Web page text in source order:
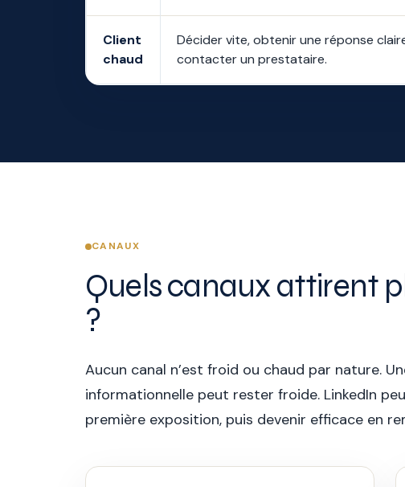
Client
chaud
Décider vite, obtenir une réponse
contacter un prestataire.
CANAUX
Quels canaux attirent
?
Aucun canal n’est froid ou chaud par nature.
informationnelle peut rester froide. LinkedIn
première exposition, puis devenir efficace en